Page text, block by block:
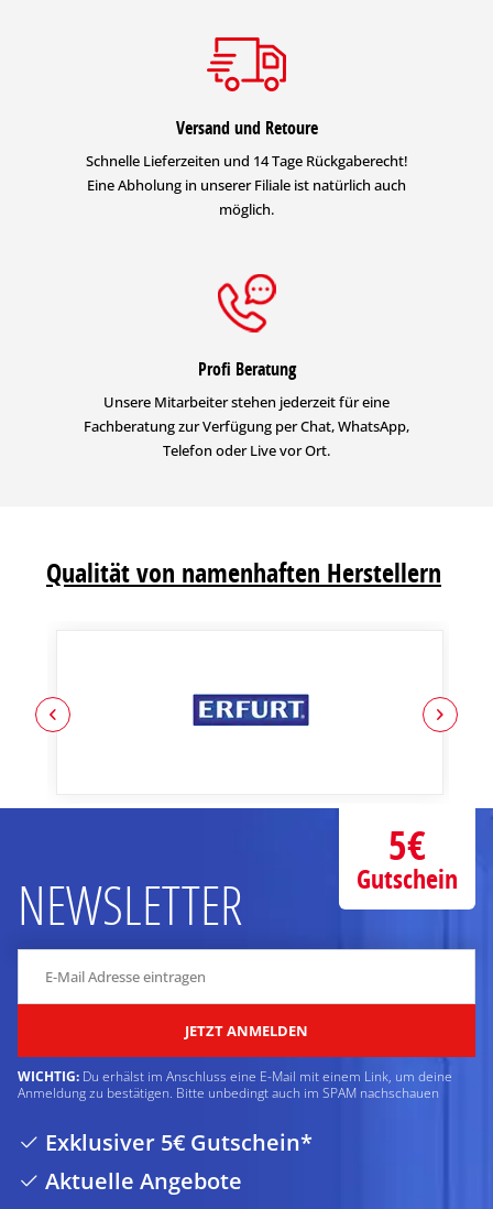
Versand und Retoure
Schnelle Lieferzeiten und 14 Tage Rückgaberecht!
Eine Abholung in unserer Filiale ist natürlich auch
möglich.
Profi Beratung
Unsere Mitarbeiter stehen jederzeit für eine
Fachberatung zur Verfügung per Chat, WhatsApp,
Telefon oder Live vor Ort.
Qualität von namenhaften Herstellern
NEWSLETTER
JETZT ANMELDEN
WICHTIG: Du erhälst im Anschluss eine E-Mail mit einem Link, um deine
Anmeldung zu bestätigen. Bitte unbedingt auch im SPAM nachschauen
Exklusiver 5€ Gutschein*
Aktuelle Angebote
5€
Gutschein